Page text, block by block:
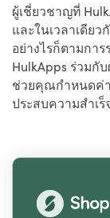
ผู้เชี่ยวชาญที่
และในเวลาเดีย
อย่างไรก็ตามกา
HulkApps ร่วมกั
ช่วยคุณกำหนดค่
ประสบความสำเ